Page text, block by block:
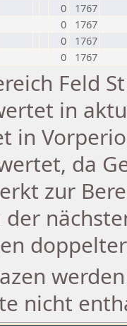
0
1767
0
1767
0
1767
0 1767
Feld
in
in
da
zur
der
nicht